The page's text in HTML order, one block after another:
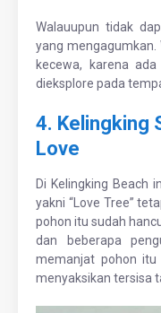
Walauupun tidak
yang mengagumkan.
kecewa, karena
dieksplore pada
4. Kelingking
Love
Di Kelingking Beach
yakni “Love Tree”
pohon itu sudah
dan beberapa
memanjat pohon
menyaksikan tersisa